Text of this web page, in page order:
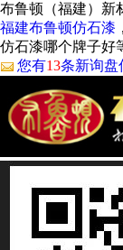
布鲁顿（福建）新
福建布鲁顿仿石漆
仿石漆哪个牌子好
您有13条新询盘